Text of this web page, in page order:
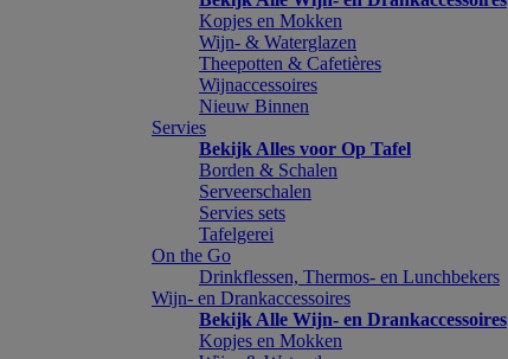
Kopjes en Mokken
Wijn- & Waterglazen
Theepotten & Cafetières
Wijnaccessoires
Nieuw Binnen
Servies
Bekijk Alles voor Op Tafel
Borden & Schalen
Serveerschalen
Servies sets
Tafelgerei
On the Go
Drinkflessen, Thermos- en Lunchbekers
Wijn- en Drankaccessoires
Bekijk Alle Wijn- en Drankaccessoires
Kopjes en Mokken